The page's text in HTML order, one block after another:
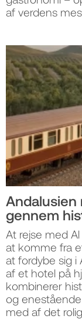
af verdens
Andalusien
gennem
At rejse med
at komme fra
at fordybe sig i
af et hotel på
kombinerer
og
med af det